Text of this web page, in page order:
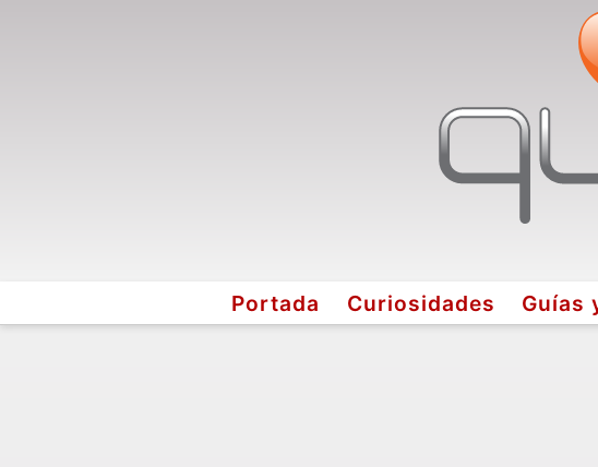
Portada Curiosidades Guías